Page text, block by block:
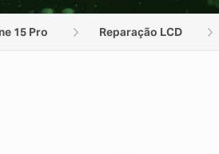
15 Pro Reparação LCD